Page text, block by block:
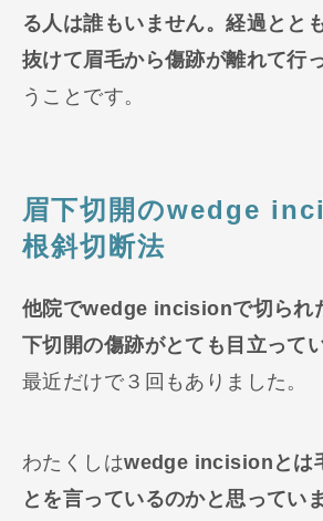
る人は誰もいません。経過とと
抜けて眉毛から傷跡が離れて行
うことです。
眉下切開のwedge
根斜切断法
他院でwedge incisionで切られ
下切開の傷跡がとても目立って
最近だけで３回もありました。
わたくしはwedge incisionとは
とを言っているのかと思ってい